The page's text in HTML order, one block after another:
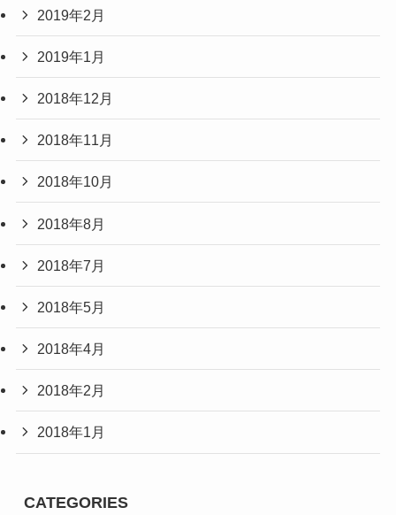
2019年2月
2019年1月
2018年12月
2018年11月
2018年10月
2018年8月
2018年7月
2018年5月
2018年4月
2018年2月
2018年1月
CATEGORIES